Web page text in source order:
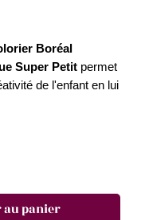
Boréal
Super Petit permet
de l'enfant en lui
100% recyclable
le temps.
panier